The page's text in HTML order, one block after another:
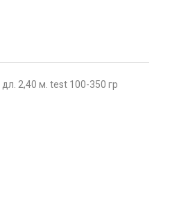
2,40 м. test 100-350 гр